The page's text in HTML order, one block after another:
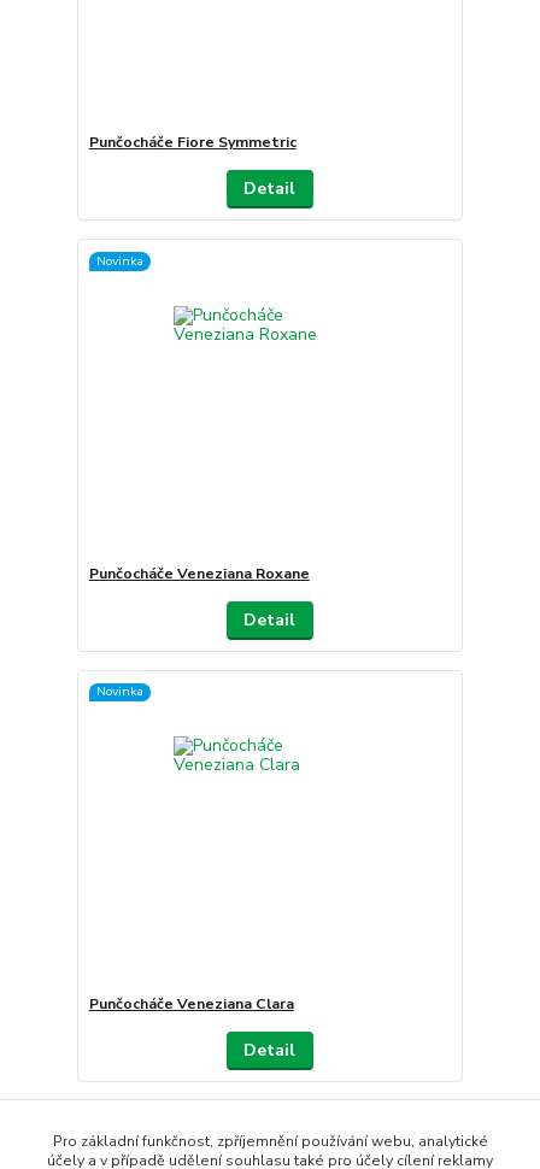
Punčocháče Fiore Symmetric
Detail
Novinka
Punčocháče Veneziana Roxane
Detail
Novinka
Punčocháče Veneziana Clara
Detail
Načíst další produkty (21)
Pro základní funkčnost, zpříjemnění používání webu, analytické
účely a v případě udělení souhlasu také pro účely cílení reklamy